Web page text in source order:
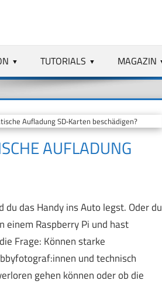
TUTORIALS MAGAZIN
Aufladung SD‑Karten beschädigen?
AUFLADUNG
du das Handy ins Auto legst. Oder du
einem Raspberry Pi und hast
Frage: Können starke
und technisch
gehen können oder ob die